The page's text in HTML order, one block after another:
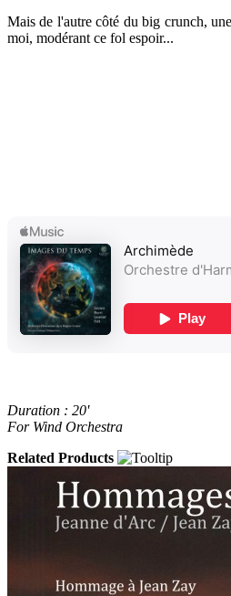
Mais de l'autre côté du big crunch,
moi, modérant ce fol espoir...
Duration : 20'
For Wind Orchestra
Related Products